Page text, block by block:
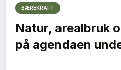
BÆREKRAFT
Natur, arealbruk
på agendaen